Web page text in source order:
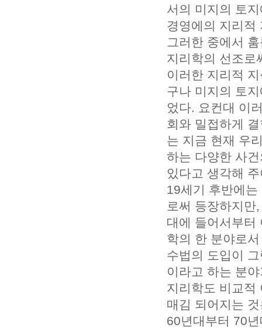
서의 미지의 토
경영에의 지리적
그러한 중에서
지리학의 선조로
이러한 지리적
구나 미지의 토
었다. 요컨대 이
회와 밀접하게
는 지금 현재 우
하는 다양한 사
있다고 생각해
19세기 후반에
로써 등장하지
대에 들어서부터
학의 한 분야로
수법의 도입이
이라고 하는 분
지리학도 비교적
매김 되어지는
60년대부터 70